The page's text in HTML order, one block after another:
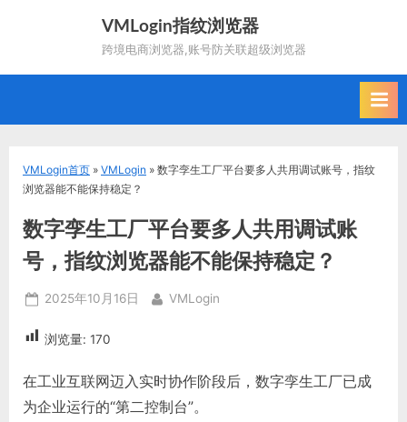
VMLogin指纹浏览器
跨境电商浏览器,账号防关联超级浏览器
VMLogin首页 » VMLogin » 数字孪生工厂平台要多人共用调试账号，指纹
浏览器能不能保持稳定？
数字孪生工厂平台要多人共用调试账
号，指纹浏览器能不能保持稳定？
Posted
2025年10月16日 By
VMLogin
浏览量: 170
在工业互联网迈入实时协作阶段后，数字孪生工厂已成
为企业运行的“第二控制台”。